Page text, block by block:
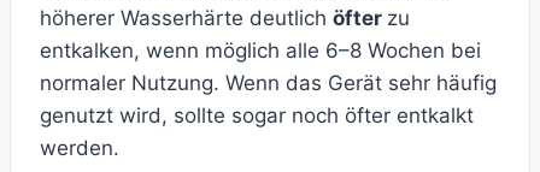
höherer Wasserhärte deutlich öfter zu
entkalken, wenn möglich alle 6–8 Wochen bei
normaler Nutzung. Wenn das Gerät sehr häufig
genutzt wird, sollte sogar noch öfter entkalkt
werden.